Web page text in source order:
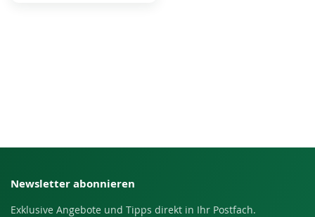
Newsletter abonnieren
Exklusive Angebote und Tipps direkt in Ihr Postfach.